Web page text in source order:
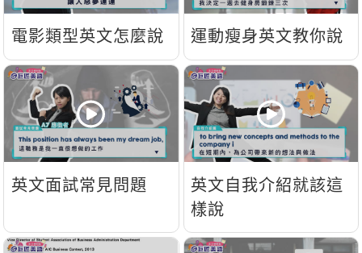
電影類型英文怎麼說 運動瘦身英文教你說
英文面試常見問題
英文自我介紹就該這
樣說